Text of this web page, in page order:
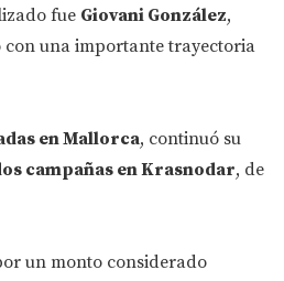
fue Giovani González,
una importante trayectoria
en Mallorca, continuó su
campañas en Krasnodar, de
un monto considerado